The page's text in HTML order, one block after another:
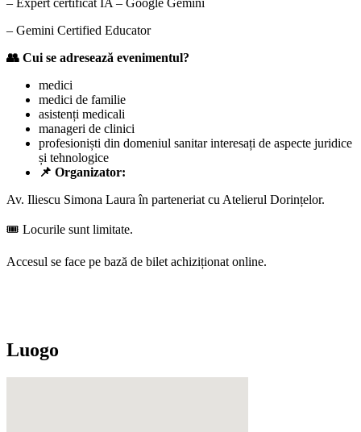
– Gemini Certified Educator
👥 Cui se adresează evenimentul?
medici
medici de familie
asistenți medicali
manageri de clinici
profesioniști din domeniul sanitar interesați de aspecte juridice
și tehnologice
📌 Organizator:
Av. Iliescu Simona Laura în parteneriat cu Atelierul Dorințelor.
🎟️ Locurile sunt limitate.
Accesul se face pe bază de bilet achiziționat online.
Luogo